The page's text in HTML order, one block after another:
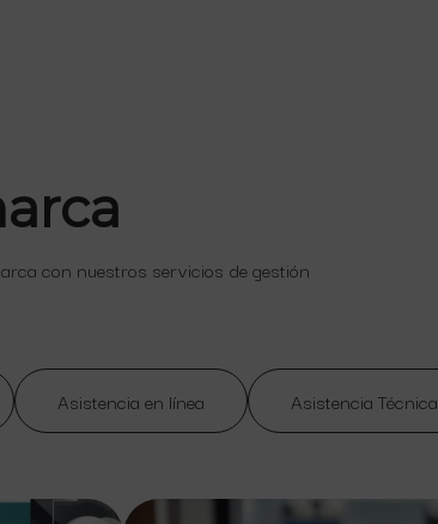
con nuestros servicios de gestión
Asistencia en línea Asistencia Técnica